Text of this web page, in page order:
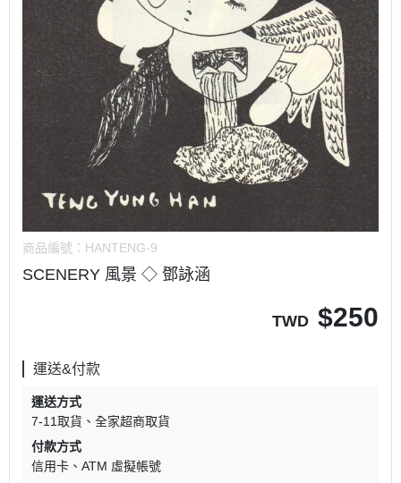
商品編號： HANTENG-9
SCENERY 風景 ◇ 鄧詠涵
TWD $250
運送&付款
運送方式
7-11取貨
全家超商取貨
付款方式
信用卡
ATM 虛擬帳號